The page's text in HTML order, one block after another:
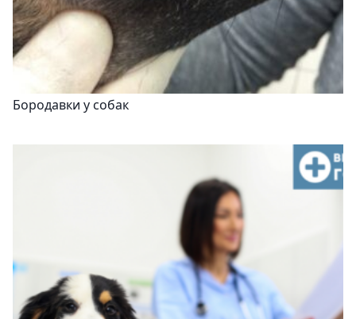
Бородавки у собак